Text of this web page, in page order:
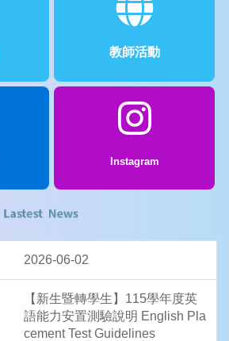
教師活動
Instagram
2026-06-02
【新生暨轉學生】115學年度英
語能力安置測驗說明 English Pla
cement Test Guidelines